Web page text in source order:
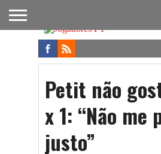
FUTEBOL
NACIONAL
FUTEBOL
INTERNACIONAL
NOTÍCIAS
ONDE
ASSISTIR
FUTEBOL
NA TV
APOSTAS
Petit não
x 1: “Não me
justo”